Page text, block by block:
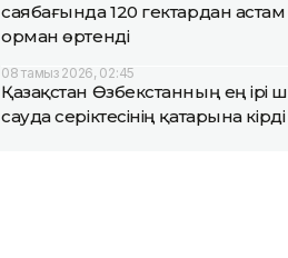
саябағында 120 гектардан астам
орман өртенді
08 тамыз 2026, 02:45
Қазақстан Өзбекстанның ең ірі үш
сауда серіктесінің қатарына кірді